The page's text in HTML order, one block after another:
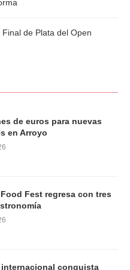
de Plata del Open
de euros para nuevas
en Arroyo
Fest regresa con tres
conquista